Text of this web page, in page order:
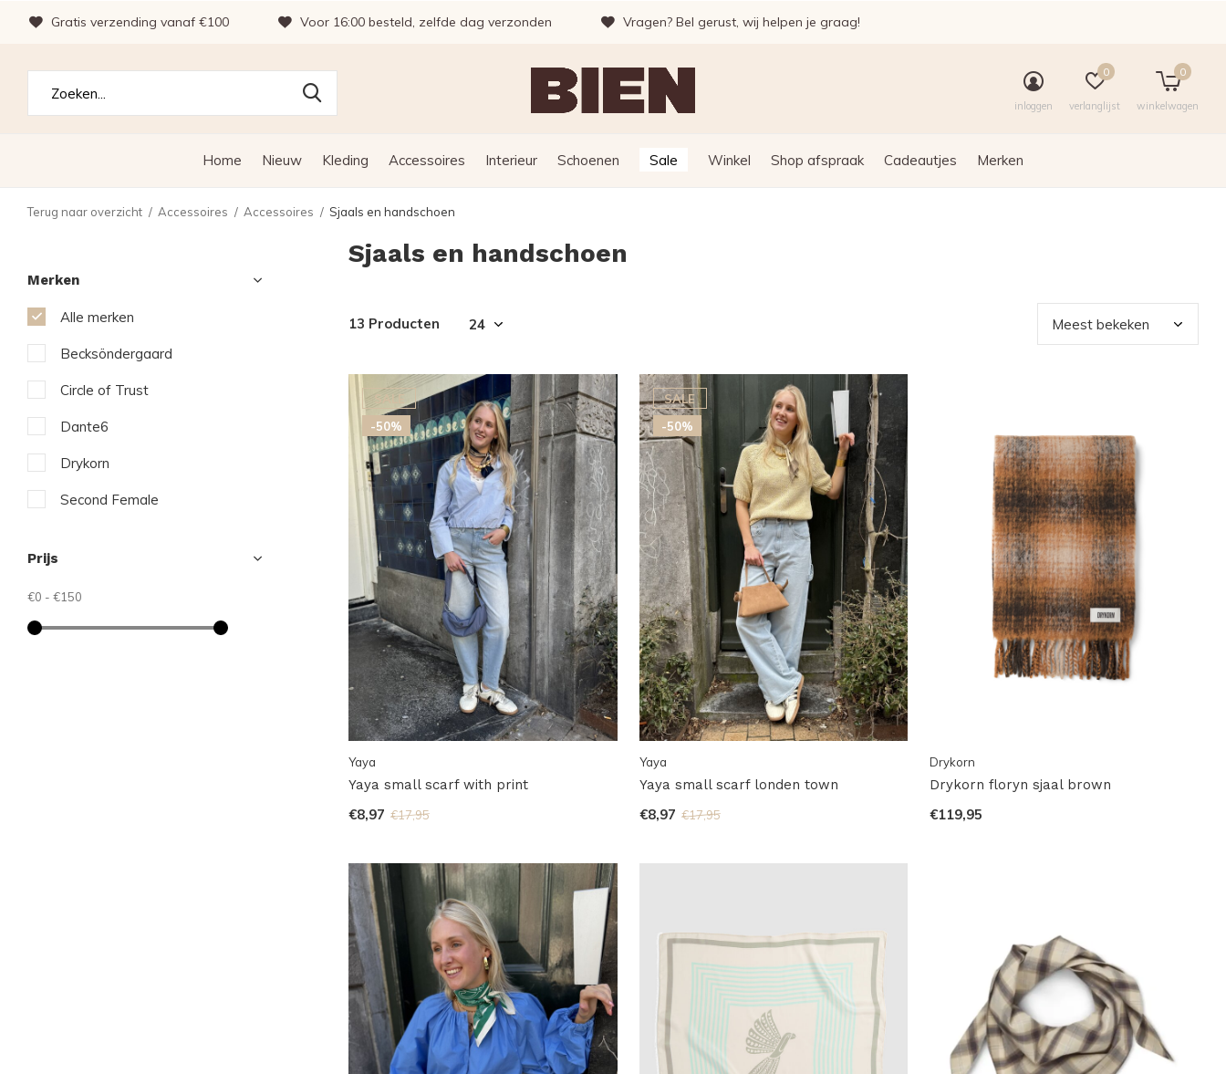
Home Nieuw Kleding Accessoires Interieur Schoenen Sale Winkel Shop afspraak Cadeautjes Merken
inloggen verlanglijst
0
winkelwagen
0
Gratis verzending vanaf €100 Voor 16:00 besteld, zelfde dag verzonden Vragen? Bel gerust, wij helpen je graag!
Terug naar overzicht Accessoires Accessoires Sjaals en handschoen
Sjaals en handschoen
13 Producten
SALE
-50%
Yaya
Yaya small scarf with print
€8,97 €17,95
SALE
-50%
Yaya
Yaya small scarf londen town
€8,97 €17,95
Drykorn
Drykorn floryn sjaal brown
€119,95
Merken
Alle merken
Becksöndergaard
Circle of Trust
Dante6
Drykorn
Second Female
Prijs
€0 - €150